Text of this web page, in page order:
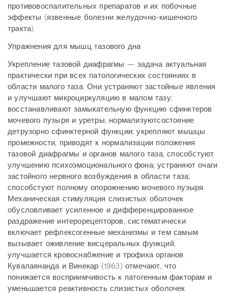
противовоспалительных препаратов и их побочные
эффекты (язвенные болезни желудочно-кишечного
тракта).
Упражнения для мышц тазового дна
Укрепление тазовой диафрагмы — задача актуальная
практически при всех патологических состояниях в
области малого таза. Они устраняют застойные явления
и улучшают микроциркуляцию в малом тазу;
восстанавливают замыкательную функцию сфинктеров
мочевого пузыря и уретры; нормализуютсостояние
детрузорно сфинктерной функции; укрепляют мышцы
промежности, приводят к нормализации положения
тазовой диафрагмы и органов малого таза; способстуют
улучшению психоэмоционального фона; устраняют очаги
застойного нервного возбуждения в области таза;
способстуют полному опорожнению мочевого пузыря.
Механическая стимуляция слизистых оболочек
обусловливает усиленное и дифференцированное
раздражение интерорецепторов, систематически
включает рефлексогенные механизмы и тем самым
вызывает оживление висцеральных функций,
улучшается кровоснабжение и трофика органов.
Кувалаянанда и Винекар (1963) отмечают, что
понижается восприимчивость к патогенным факторам и
уменьшается реактивность слизистых оболочек